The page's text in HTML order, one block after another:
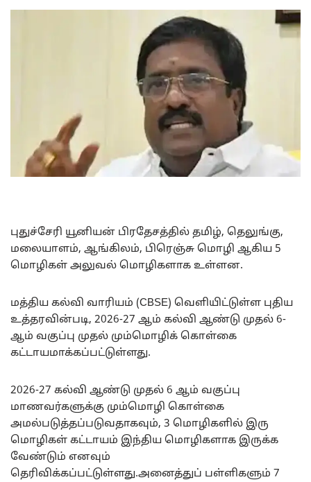
புதுச்சேரி யூனியன் பிரதேசத்தில் தமிழ், தெலுங்கு,
மலையாளம், ஆங்கிலம், பிரெஞ்சு மொழி ஆகிய 5
மொழிகள் அலுவல் மொழிகளாக உள்ளன.
மத்திய கல்வி வாரியம் (CBSE) வெளியிட்டுள்ள புதிய
உத்தரவின்படி, 2026-27 ஆம் கல்வி ஆண்டு முதல் 6-
ஆம் வகுப்பு முதல் மும்மொழிக் கொள்கை
கட்டாயமாக்கப்பட்டுள்ளது.
2026-27 கல்வி ஆண்டு முதல் 6 ஆம் வகுப்பு
மாணவர்களுக்கு மும்மொழி கொள்கை
அமல்படுத்தப்படுவதாகவும், 3 மொழிகளில் இரு
மொழிகள் கட்டாயம் இந்திய மொழிகளாக இருக்க
வேண்டும் எனவும்
தெரிவிக்கப்பட்டுள்ளது.அனைத்துப் பள்ளிகளும் 7